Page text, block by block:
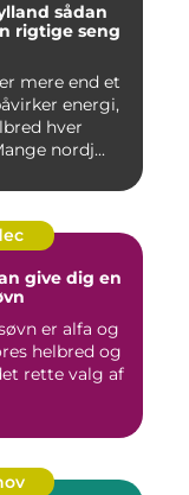
sådan
rigtige seng
mere end et
energi,
hver
nordj...
give dig en
er alfa og
helbred og
rette valg af